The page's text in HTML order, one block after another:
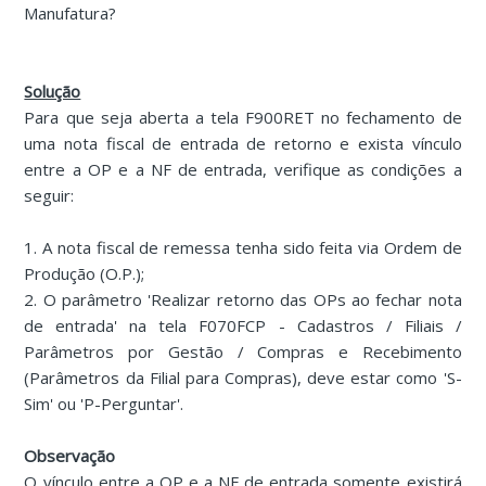
Manufatura?
Solução
Para que seja aberta a tela F900RET no fechamento de
uma nota fiscal de entrada de retorno e exista vínculo
entre a OP e a NF de entrada, verifique as condições a
seguir:
1. A nota fiscal de remessa tenha sido feita via Ordem de
Produção (O.P.);
2. O parâmetro 'Realizar retorno das OPs ao fechar nota
de entrada' na tela F070FCP - Cadastros / Filiais /
Parâmetros por Gestão / Compras e Recebimento
(Parâmetros da Filial para Compras), deve estar como 'S-
Sim' ou 'P-Perguntar'.
Observação